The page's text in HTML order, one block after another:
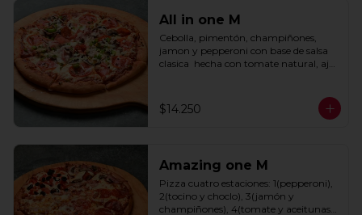
All in one M
Cebolla, pimentón, champiñones,
jamon y pepperoni con base de salsa
clasica  hecha con tomate natural, ajo,
$14.250
Amazing one M
Pizza cuatro estaciones: 1(pepperoni),
2(tocino y choclo), 3(jamón y
champiñones), 4(tomate y aceitunas